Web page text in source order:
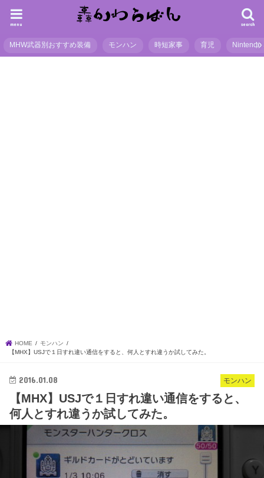
search
menu
MHW武器別おすすめ装備 モンハン 時短家事 育児 Nintendo
HOME
モンハン
【MHX】USJで１日すれ違い通信をすると、何人とすれ違うか試してみた。
モンハン
2016.01.08
【MHX】USJで１日すれ違い通信をすると、
何人とすれ違うか試してみた。